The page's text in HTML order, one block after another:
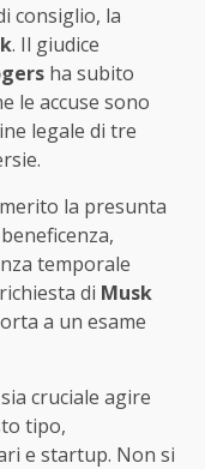
consiglio, la
. Il giudice
ha subito
le accuse sono
legale di tre
la presunta
temporale
di Musk
a un esame
cruciale agire
tipo,
e startup. Non si